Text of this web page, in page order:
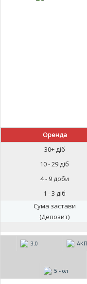
Оренда
30+ діб
10 - 29 діб
4 - 9 доби
1 - 3 діб
Сума застави
(Депозит)
3.0
5 чол